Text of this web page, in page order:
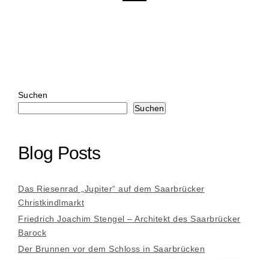
Suchen
Suchen
Blog Posts
Das Riesenrad „Jupiter“ auf dem Saarbrücker
Christkindlmarkt
Friedrich Joachim Stengel – Architekt des Saarbrücker
Barock
Der Brunnen vor dem Schloss in Saarbrücken